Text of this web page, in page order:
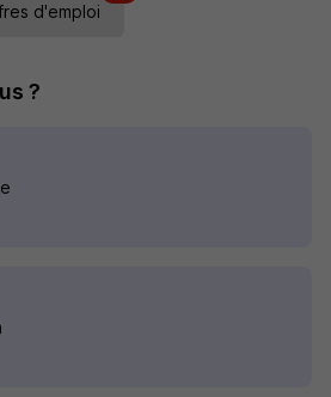
d'emploi
?